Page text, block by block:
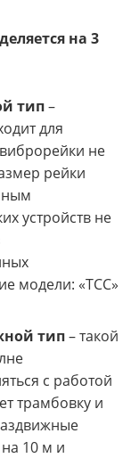
на 3
тип–
для
не
рейки
устройств не
модели: «ТСС»
тип– такой
с работой
трамбовку и
10 м и